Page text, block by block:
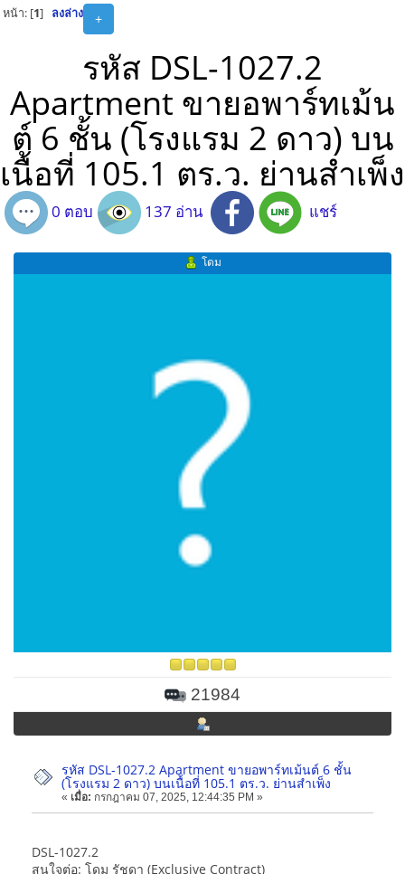
+
หน้า: [1] ลงล่าง
รหัส DSL-1027.2
Apartment ขายอพาร์ทเม้น
ต์ 6 ชั้น (โรงแรม 2 ดาว) บน
เนื้อที่ 105.1 ตร.ว. ย่านสำเพ็ง
0 ตอบ 137 อ่าน แชร์
โดม
21984
รหัส DSL-1027.2 Apartment ขายอพาร์ทเม้นต์ 6 ชั้น
(โรงแรม 2 ดาว) บนเนื้อที่ 105.1 ตร.ว. ย่านสำเพ็ง
« เมื่อ: กรกฎาคม 07, 2025, 12:44:35 PM »
DSL-1027.2
สนใจต่อ: โดม รัชดา (Exclusive Contract)